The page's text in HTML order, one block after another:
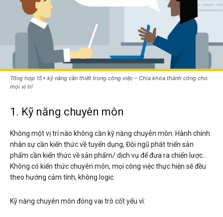
Tổng hợp 15+ kỹ năng cần thiết trong công việc – Chìa khóa thành công cho
mọi vị trí
1. Kỹ năng chuyên môn
Không một vị trí nào không cần kỹ năng chuyên môn. Hành chính
nhân sự cần kiến thức về tuyển dụng, Đội ngũ phát triển sản
phẩm cần kiến thức về sản phẩm/ dịch vụ để đưa ra chiến lược…
Không có kiến thức chuyên môn, mọi công việc thực hiện sẽ đều
theo hướng cảm tính, không logic.
Kỹ năng chuyên môn đóng vai trò cốt yếu vì: